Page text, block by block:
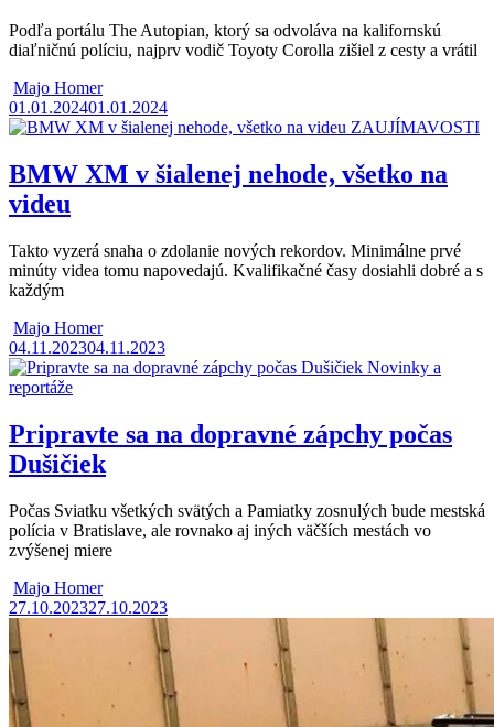
Podľa portálu The Autopian, ktorý sa odvoláva na kalifornskú
diaľničnú políciu, najprv vodič Toyoty Corolla zišiel z cesty a vrátil
Majo Homer
01.01.202401.01.2024
ZAUJÍMAVOSTI
BMW XM v šialenej nehode, všetko na
videu
Takto vyzerá snaha o zdolanie nových rekordov. Minimálne prvé
minúty videa tomu napovedajú. Kvalifikačné časy dosiahli dobré a s
každým
Majo Homer
04.11.202304.11.2023
Novinky a
reportáže
Pripravte sa na dopravné zápchy počas
Dušičiek
Počas Sviatku všetkých svätých a Pamiatky zosnulých bude mestská
polícia v Bratislave, ale rovnako aj iných väčších mestách vo
zvýšenej miere
Majo Homer
27.10.202327.10.2023